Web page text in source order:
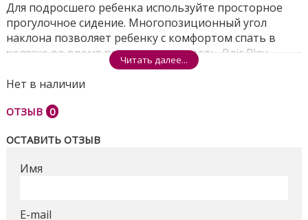
Для подросшего ребенка используйте просторное
прогулочное сидение. Многопозиционный угол
наклона позволяет ребенку с комфортом спать в
коляске во время прогулки или сидеть. Bair Play
складывается одним движением руки и
самостоятельно стоит в сложенном виде,
раскрытия.
ГЛАВНЫЕ ОСОБЕННОСТИ BAIR PLAY:
Компактная конструкция шасси шириной 58 см.
Амортизация рамы и каждого колеса
Читать далее...
Нет в наличии
ОТЗЫВ 0
ОСТАВИТЬ ОТЗЫВ
Имя
E-mail